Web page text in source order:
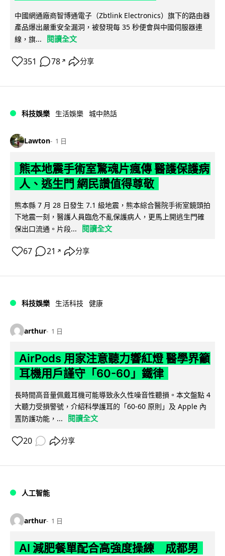
中國網通廠商智博通電子（Zbtlink Electronics）旗下的路由器
產品爆出嚴重安全漏洞，被發現每 35 秒便會與中國伺服器連
線，旗...
閱讀全文
351 78 ↗ 分享
科技娛樂 生活娛樂 城中熱話
Lawton 1 日
熊本地震手術室驚魂片瘋傳 醫護保護病
人、逃生門 網民讚值得尊敬
熊本縣 7 月 28 日發生 7.1 級地震，熊本綜合醫院手術室鏡頭拍
下地震一刻，醫護人員臨危不亂保護病人，更馬上開逃生門確
保出口流通。片段...
閱讀全文
67 21 ↗ 分享
科技娛樂 生活科技 健康
arthur 1 日
AirPods 用家注意聽力響紅燈 醫學界籲
耳機用戶謹守「60-60」鐵律
長時間高音量佩戴耳機可能導致永久性噪音性聽損。本文盤點 4
大聽力受損警號，介紹科學護耳的「60-60 原則」及 Apple 內
置防護功能，...
閱讀全文
20 分享
人工智能
arthur 1 日
AI 減肥餐單配合高強度操練 成都男